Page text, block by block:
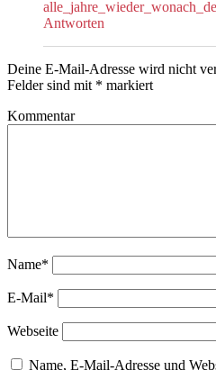
Antworten
Deine E-Mail-Adresse wird nicht
Felder sind mit * markiert
Kommentar
Name*
E-Mail*
Webseite
Name, E-Mail-Adresse und